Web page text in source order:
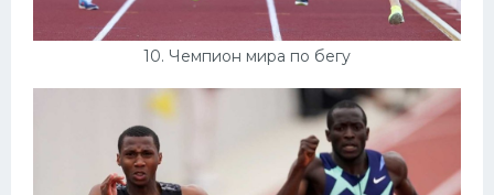
10. Чемпион мира по бегу